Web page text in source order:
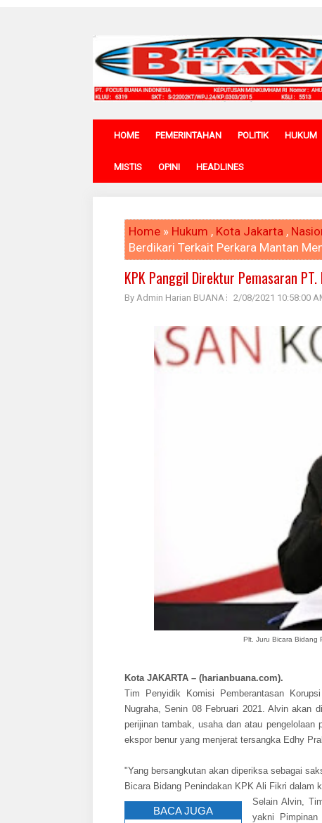
HOME PEMERINTAHAN POLITIK HUKUM
MISTIS OPINI HEADLINES
Home » Hukum , Kota Jakarta ,
Berdikari Terkait Perkara Mantan
KPK Panggil Direktur Pemasaran
By Admin Harian BUANA 2/08/2021 10:58:00
Plt. Juru Bicara Bidang
Kota JAKARTA – (harianbuana.com).
Tim Penyidik Komisi Pemberantasan
Nugraha, Senin 08 Februari 2021. Alvin akan
perijinan tambak, usaha dan atau
ekspor benur yang menjerat tersangka Edhy
"Yang bersangkutan akan diperiksa sebagai
Bicara Bidang Penindakan KPK Ali Fikri dalam
BACA JUGA
Selain Alvin,
yakni